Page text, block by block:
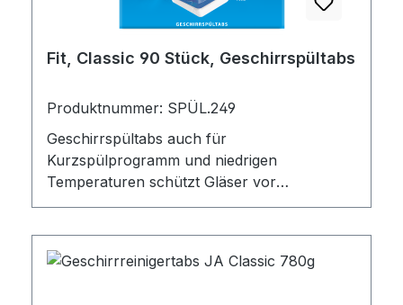
Fit, Classic 90 Stück, Geschirrspültabs
Produktnummer: SPÜL.249
Geschirrspültabs auch für
Kurzspülprogramm und niedrigen
Temperaturen schützt Gläser vor
Glaskorrosion